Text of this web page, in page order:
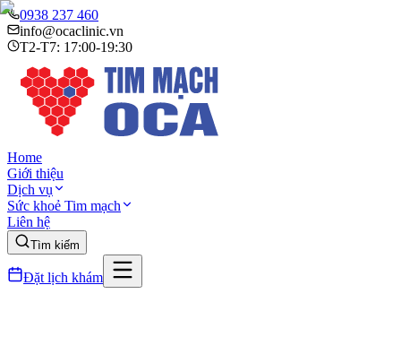
0938 237 460
info@ocaclinic.vn
T2-T7: 17:00-19:30
Home
Giới thiệu
Dịch vụ
Sức khoẻ Tim mạch
Liên hệ
Tìm kiếm
Đặt lịch khám